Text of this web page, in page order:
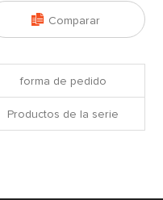
 Comparar
forma de pedido
Productos de la serie